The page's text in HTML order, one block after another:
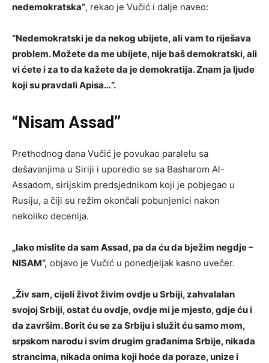
nedemokratska”, rekao je Vučić i dalje naveo:
“Nedemokratski je da nekog ubijete, ali vam to riješava
problem. Možete da me ubijete, nije baš demokratski, ali
vi ćete i za to da kažete da je demokratija. Znam ja ljude
koji su pravdali Apisa…“.
“Nisam Assad”
Prethodnog dana Vučić je povukao paralelu sa
dešavanjima u Siriji i uporedio se sa Basharom Al-
Assadom, sirijskim predsjednikom koji je pobjegao u
Rusiju, a čiji su režim okončali pobunjenici nakon
nekoliko decenija.
„Iako mislite da sam Assad, pa da ću da bježim negdje –
NISAM“, objavo je Vučić u ponedjeljak kasno uvečer.
„Živ sam, cijeli život živim ovdje u Srbiji, zahvalalan
svojoj Srbiji, ostat ću ovdje, ovdje mi je mjesto, gdje ću i
da završim. Borit ću se za Srbiju i služit ću samo mom,
srpskom narodu i svim drugim građanima Srbije, nikada
strancima, nikada onima koji hoće da poraze, unize i